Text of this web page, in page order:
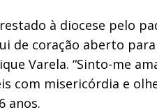
à diocese pelo
de coração aberto
Varela. “Sinto-me
com misericórdia e
anos.